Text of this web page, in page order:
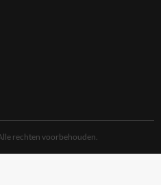
rechten voorbehouden.